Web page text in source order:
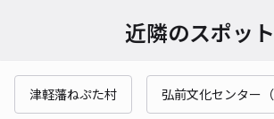
近隣のスポット
津軽藩ねぷた村 弘前文化センター（